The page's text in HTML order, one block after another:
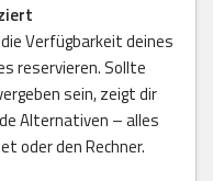
Verfügbarkeit deines
reservieren. Sollte
sein, zeigt dir
Alternativen – alles
oder den Rechner.